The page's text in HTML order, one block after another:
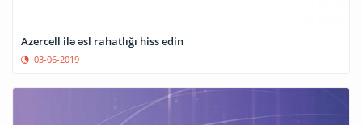
Azercell ilə əsl rahatlığı hiss edin
03-06-2019